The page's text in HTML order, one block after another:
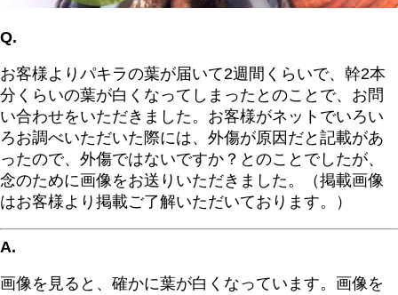
Q.
お客様よりパキラの葉が届いて2週間くらいで、幹2本
分くらいの葉が白くなってしまったとのことで、お問
い合わせをいただきました。お客様がネットでいろい
ろお調べいただいた際には、外傷が原因だと記載があ
ったので、外傷ではないですか？とのことでしたが、
念のために画像をお送りいただきました。（掲載画像
はお客様より掲載ご了解いただいております。）
A.
画像を見ると、確かに葉が白くなっています。画像を